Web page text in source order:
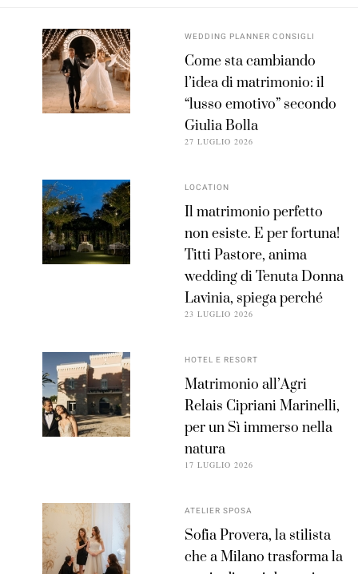
WEDDING PLANNER CONSIGLI
Come sta cambiando
l’idea di matrimonio: il
“lusso emotivo” secondo
Giulia Bolla
27 LUGLIO 2026
LOCATION
Il matrimonio perfetto
non esiste. E per fortuna!
Titti Pastore, anima
wedding di Tenuta Donna
Lavinia, spiega perché
23 LUGLIO 2026
HOTEL E RESORT
Matrimonio all’Agri
Relais Cipriani Marinelli,
per un Sì immerso nella
natura
17 LUGLIO 2026
ATELIER SPOSA
Sofia Provera, la stilista
che a Milano trasforma la